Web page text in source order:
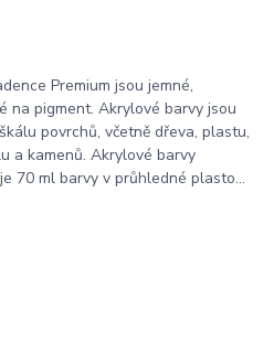
Premium jsou jemné,
na pigment. Akrylové barvy jsou
povrchů, včetně dřeva, plastu,
a kamenů. Akrylové barvy
70 ml barvy v průhledné plasto...